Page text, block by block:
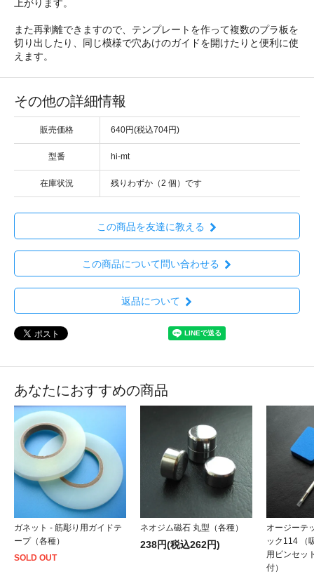
上がります。
また再剥離できますので、テンプレートを作って複数のプラ板を
切り出したり、同じ模様で穴あけのガイドを開けたりと便利に使
えます。
その他の詳細情報
販売価格 640円(税込704円)
型番 hi-mt
在庫状況 残りわずか（2 個）です
この商品を友達に教える
この商品について問い合わせる
返品について
あなたにおすすめの商品
ガネット - 筋彫り用ガイドテ
ープ（各種）
SOLD OUT
ネオジム磁石 丸型（各種）
238円(税込262円)
オージーテ
ック114 （
用ピンセッ
付）